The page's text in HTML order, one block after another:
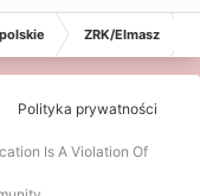
ZRK/Elmasz
Polityka prywatności
Is A Violation Of